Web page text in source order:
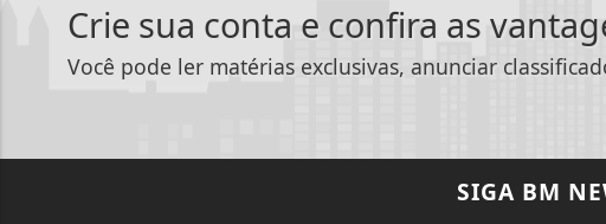
Crie sua conta e confira as
Você pode ler matérias exclusivas, anunciar
SIGA BM